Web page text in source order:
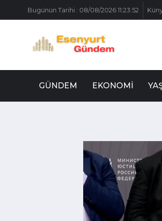
Bugünün Tarihi : 08/08/2026 11:23:52
GÜNDEM EKONOMI